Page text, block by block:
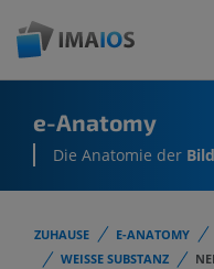
e-Anatomy
Die Anatomie der
ZUHAUSE E-ANATOMY
WEISSE SUBSTANZ